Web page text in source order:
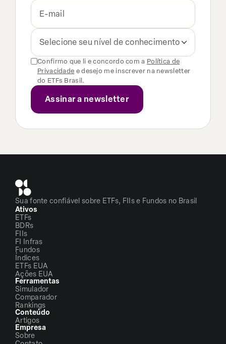
Selecione seu nível de conhecimento
Confirmo que li e concordo com a Política de
Privacidade e desejo me inscrever na newsletter
do ETFs Brasil.
Sua fonte confiável sobre ETFs, FIIs e Fundos no Brasil
Ativos
ETFs
BDRs
FIIs
FI Infras
Fundos
Índices
ETFs EUA
Ações EUA
Ferramentas
Simulador
Comparador
Rankings
Conteúdo
Artigos
Empresa
Sobre